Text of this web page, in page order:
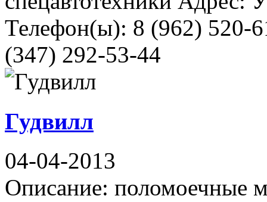
Телефон(ы): 8 (962) 520-
(347) 292-53-44
Гудвилл
04-04-2013
Описание: поломоечные